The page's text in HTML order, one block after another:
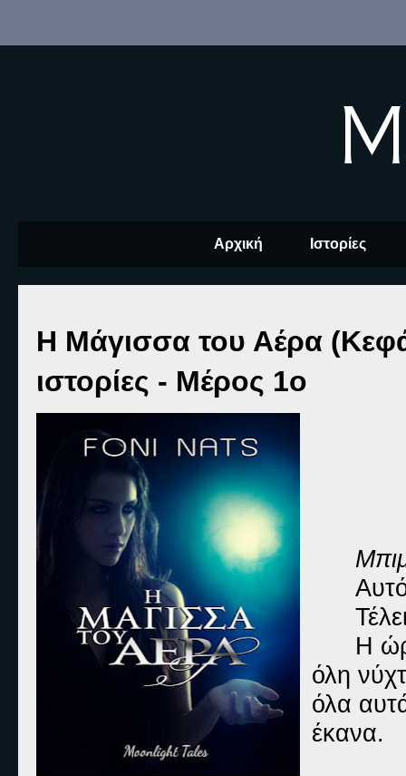
Αρχική Ιστορίες
Η Μάγισσα του Αέρα
ιστορίες - Μέρος 1ο
Η
όλη
όλα
έκανα.